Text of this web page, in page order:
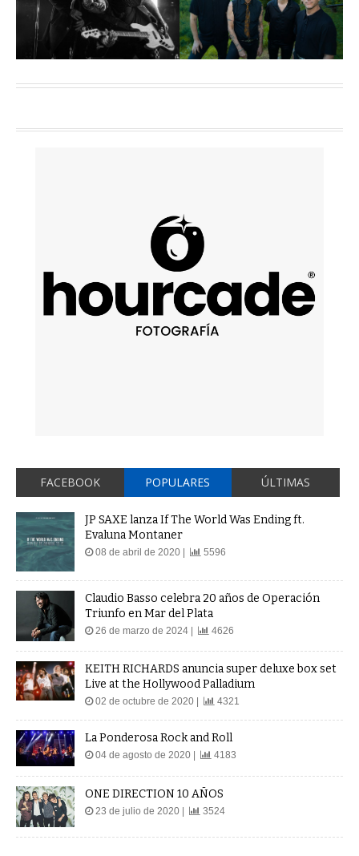
FACEBOOK POPULARES ÚLTIMAS
JP SAXE lanza If The World Was Ending ft.
Evaluna Montaner
08 de abril de 2020 | 5596
Claudio Basso celebra 20 años de Operación
Triunfo en Mar del Plata
26 de marzo de 2024 | 4626
KEITH RICHARDS anuncia super deluxe box set
Live at the Hollywood Palladium
02 de octubre de 2020 | 4321
La Ponderosa Rock and Roll
04 de agosto de 2020 | 4183
ONE DIRECTION 10 AÑOS
23 de julio de 2020 | 3524